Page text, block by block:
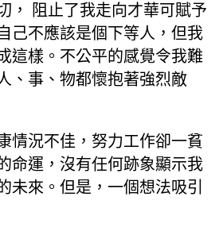
， 阻止了我走向才華可賦予
己不應該是個下等人，但我
這樣。不公平的感覺令我難
、事、物都懷抱著強烈敵
情況不佳，努力工作卻一貧
命運，沒有任何跡象顯示我
未來。但是，一個想法吸引